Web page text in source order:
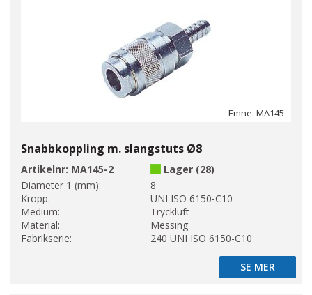
Emne: MA145
Snabbkoppling m. slangstuts Ø8
Artikelnr: MA145-2
Lager (28)
Diameter 1 (mm):
8
Kropp:
UNI ISO 6150-C10
Medium:
Tryckluft
Material:
Messing
Fabrikserie:
240 UNI ISO 6150-C10
SE MER
SE MER